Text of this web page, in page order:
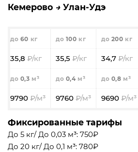
Кемерово Улан-Удэ
60 100 200
35,8 35,5 34,7
0,3 0,4 0,8
9790 9760 9690
Фиксированные тарифы
До 5 кг/ До 0,03 м³: 750₽
До 20 кг/ До 0,1 м³: 780₽